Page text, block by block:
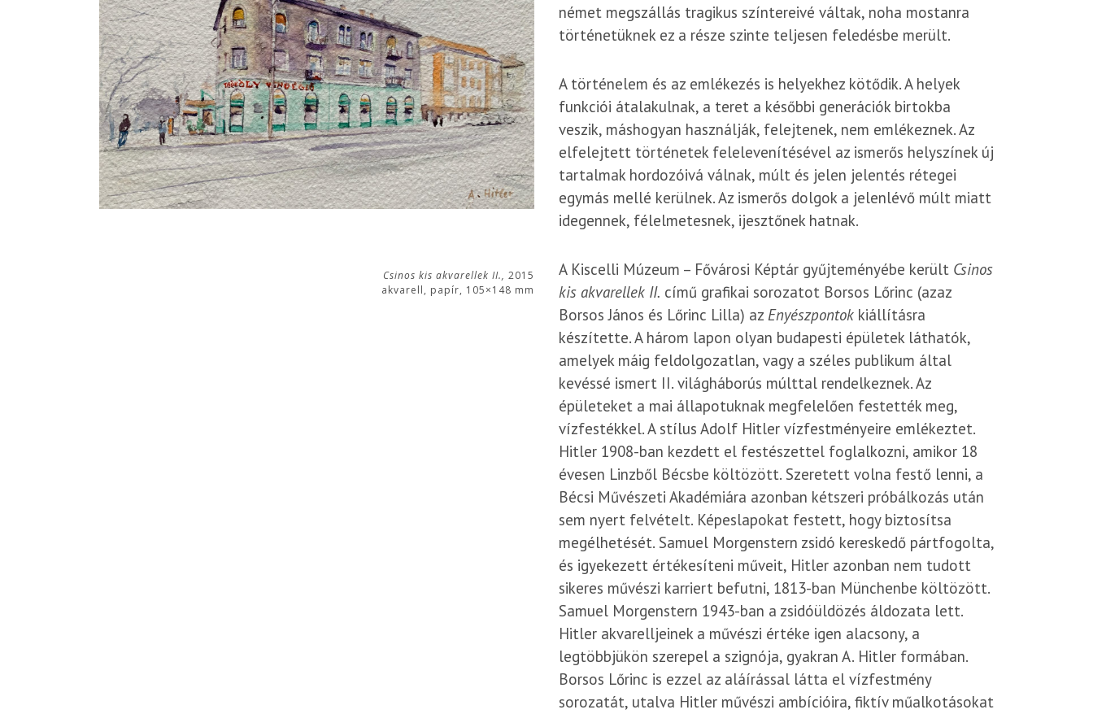
Csinos kis akvarellek II., 2015
akvarell, papír, 105×148 mm
német megszállás tragikus színtereivé váltak, noha mostanra
történetüknek ez a része szinte teljesen feledésbe merült.
A történelem és az emlékezés is helyekhez kötődik. A helyek
funkciói átalakulnak, a teret a későbbi generációk birtokba
veszik, máshogyan használják, felejtenek, nem emlékeznek. Az
elfelejtett történetek felelevenítésével az ismerős helyszínek új
tartalmak hordozóivá válnak, múlt és jelen jelentés rétegei
egymás mellé kerülnek. Az ismerős dolgok a jelenlévő múlt miatt
idegennek, félelmetesnek, ijesztőnek hatnak.
A Kiscelli Múzeum – Fővárosi Képtár gyűjteményébe került Csinos
kis akvarellek II. című grafikai sorozatot Borsos Lőrinc (azaz
Borsos János és Lőrinc Lilla) az Enyészpontok kiállításra
készítette. A három lapon olyan budapesti épületek láthatók,
amelyek máig feldolgozatlan, vagy a széles publikum által
kevéssé ismert II. világháborús múlttal rendelkeznek. Az
épületeket a mai állapotuknak megfelelően festették meg,
vízfestékkel. A stílus Adolf Hitler vízfestményeire emlékeztet.
Hitler 1908-ban kezdett el festészettel foglalkozni, amikor 18
évesen Linzből Bécsbe költözött. Szeretett volna festő lenni, a
Bécsi Művészeti Akadémiára azonban kétszeri próbálkozás után
sem nyert felvételt. Képeslapokat festett, hogy biztosítsa
megélhetését. Samuel Morgenstern zsidó kereskedő pártfogolta,
és igyekezett értékesíteni műveit, Hitler azonban nem tudott
sikeres művészi karriert befutni, 1813-ban Münchenbe költözött.
Samuel Morgenstern 1943-ban a zsidóüldözés áldozata lett.
Hitler akvarelljeinek a művészi értéke igen alacsony, a
legtöbbjükön szerepel a szignója, gyakran A. Hitler formában.
Borsos Lőrinc is ezzel az aláírással látta el vízfestmény
sorozatát, utalva Hitler művészi ambícióira, fiktív műalkotásokat